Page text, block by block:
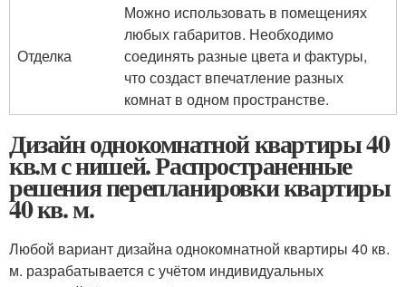
Отделка
Можно использовать в помещениях
любых габаритов. Необходимо
соединять разные цвета и фактуры,
что создаст впечатление разных
комнат в одном пространстве.
Дизайн однокомнатной квартиры 40
кв.м с нишей. Распространенные
решения перепланировки квартиры
40 кв. м.
Любой вариант дизайна однокомнатной квартиры 40 кв.
м. разрабатывается с учётом индивидуальных